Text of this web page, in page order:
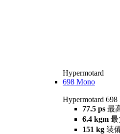
Hypermotard
698 Mono
Hypermotard 698
77.5 ps 最
6.4 kgm 最
151 kg 装